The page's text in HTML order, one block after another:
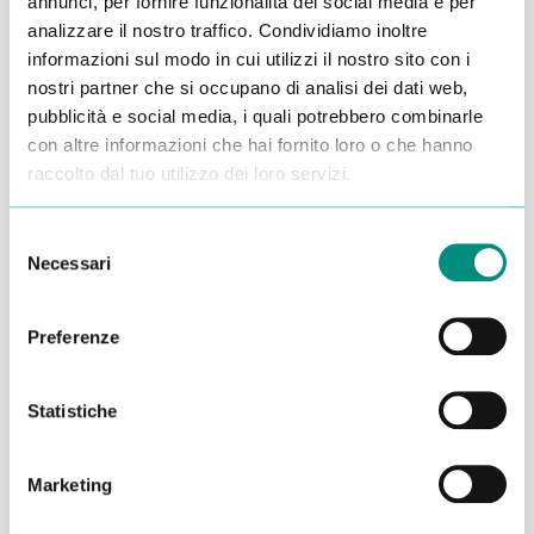
analizzare il nostro traffico. Condividiamo inoltre
informazioni sul modo in cui utilizzi il nostro sito con i
nostri partner che si occupano di analisi dei dati web,
pubblicità e social media, i quali potrebbero combinarle
con altre informazioni che hai fornito loro o che hanno
raccolto dal tuo utilizzo dei loro servizi.
delNecessari
Preferenze
Statistiche
Marketing
Alessandro Alfonsetti
Inserisci i tuoi dati qui, ti ricontatteremo